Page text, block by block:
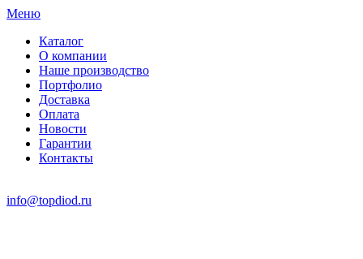
Меню
Каталог
О компании
Наше производство
Портфолио
Доставка
Оплата
Новости
Гарантии
Контакты
info@topdiod.ru